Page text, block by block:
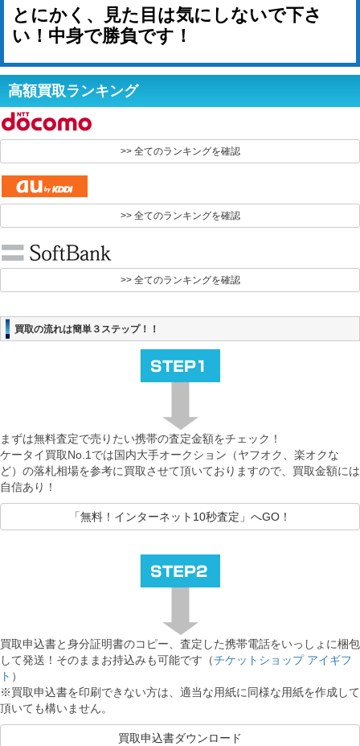
とにかく、
見た目は気にしないで下さ
い！中身で勝負です！
高額買取ランキング
>> 全てのランキングを確認
>> 全てのランキングを確認
>> 全てのランキングを確認
買取の流れは簡単３ステップ！！
まずは無料査定で売りたい携帯の査定金額をチェック！
ケータイ買取No.1では国内大手オークション（ヤフオク、楽オクな
ど）の落札相場を参考に買取させて頂いておりますので、買取金額には
自信あり！
「無料！インターネット10秒査定」へGO！
買取申込書と身分証明書のコピー、査定した携帯電話をいっしょに梱包
して発送！そのままお持込みも可能です（チケットショップ アイギフ
ト ）
※買取申込書を印刷できない方は、適当な用紙に同様な用紙を作成して
頂いても構いません。
買取申込書ダウンロード